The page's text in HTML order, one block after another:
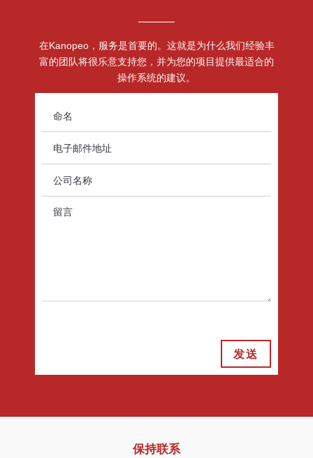
在Kanopeo，服务是首要的。这就是为什么我们经验丰
富的团队将很乐意支持您，并为您的项目提供最适合的
操作系统的建议。
发送
保持联系